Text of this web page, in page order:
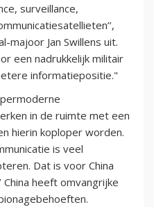
surveillance,
majoor Jan Swillens uit.
een nadrukkelijk militair
informatiepositie."
in de ruimte met een
hierin koploper worden.
is veel
Dat is voor China
China heeft omvangrijke